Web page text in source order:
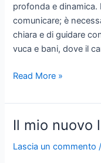
profonda e
comunicare; è
chiara e di guidare
vuca e bani, dove il
Il
limes
della
condotta
–
Read More »
Il mio nuovo
Lascia un commento /